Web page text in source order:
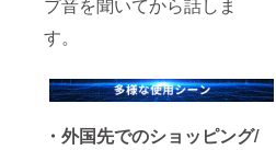
プ音を聞いてから話しま
す。
・外国先でのショッピング/